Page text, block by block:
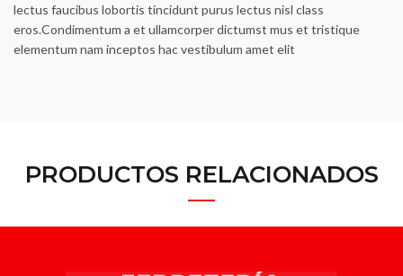
lectus faucibus lobortis tincidunt purus lectus nisl class
eros.Condimentum a et ullamcorper dictumst mus et tristique
elementum nam inceptos hac vestibulum amet elit
PRODUCTOS RELACIONADOS